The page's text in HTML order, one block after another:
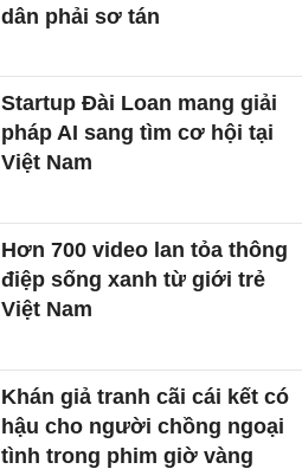
dân phải sơ tán
Startup Đài Loan mang giải
pháp AI sang tìm cơ hội tại
Việt Nam
Hơn 700 video lan tỏa thông
điệp sống xanh từ giới trẻ
Việt Nam
Khán giả tranh cãi cái kết có
hậu cho người chồng ngoại
tình trong phim giờ vàng